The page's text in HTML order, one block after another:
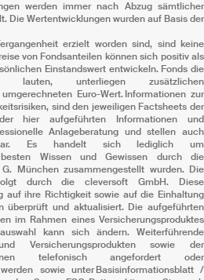
werden immer nach Abzug sämtlicher
Die Wertentwicklungen wurden auf Basis der
erzielt worden sind, sind keine
von Fondsanteilen können sich positiv als
Einstandswert entwickeln. Fonds die
lauten, unterliegen zusätzlichen
Euro-Wert. Informationen zur
sind den jeweiligen Factsheets der
hier aufgeführten Informationen und
Anlageberatung und stellen auch
dar. Es handelt sich lediglich um
Wissen und Gewissen durch die
München zusammengestellt wurden. Die
durch die cleversoft GmbH. Diese
auf ihre Richtigkeit sowie auf die Einhaltung
überprüft und aktualisiert. Die aufgeführten
im Rahmen eines Versicherungsproduktes
kann sich ändern. Weiterführende
Versicherungsprodukten sowie der
telefonisch angefordert oder
werden sowie unter Basisinformationsblatt /